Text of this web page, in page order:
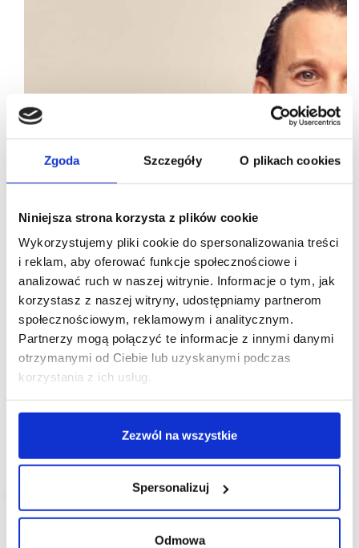
Zgoda Szczegóły O plikach cookies
Niniejsza strona korzysta z plików cookie
Wykorzystujemy pliki cookie do spersonalizowania treści
i reklam, aby oferować funkcje społecznościowe i
analizować ruch w naszej witrynie. Informacje o tym, jak
korzystasz z naszej witryny, udostępniamy partnerom
społecznościowym, reklamowym i analitycznym.
Partnerzy mogą połączyć te informacje z innymi danymi
otrzymanymi od Ciebie lub uzyskanymi podczas
korzystania z ich usług.
Zezwól na wszystkie
Spersonalizuj
Odmowa
03/02/2021 Pascal Franchise
[WYWIAD] Marek Rogala, Pascal Franchise:
uruchamiamy nowy koncept gastronomiczny
dostępny w 3 formatach
gwarantującym wykonalność tego modelu biznesu
chain obejmujący zakupy, produkcję, logistykę,
skalowania…